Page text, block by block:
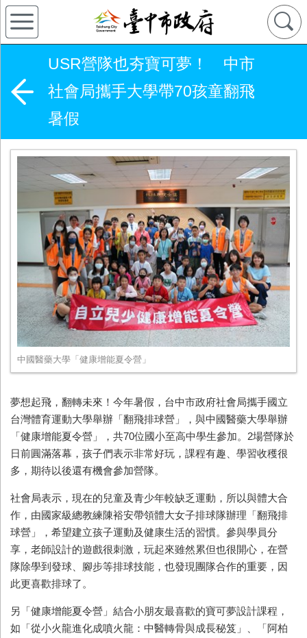
USR營隊也夯寶可夢！ 中市
社會局攜手大學帶70孩童翻飛
暑假
中國醫藥大學「健康增能夏令營」
夢想起飛，翻轉未來！今年暑假，台中市政府社會局攜手國立
台灣體育運動大學舉辦「翻飛排球營」，與中國醫藥大學舉辦
「健康增能夏令營」，共70位國小至高中學生參加。2場營隊於
日前圓滿落幕，孩子們表示非常好玩，課程有趣、學習收穫很
多，期待以後還有機會參加營隊。
社會局表示，現在的兒童及青少年較缺乏運動，所以與體大合
作，由國家級總教練陳裕安帶領體大女子排球隊辦理「翻飛排
球營」，希望建立孩子運動及健康生活的習慣。參與學員分
享，老師設計的遊戲很刺激，玩起來雖然累但也很開心，在營
隊除學到發球、腳步等排球技能，也發現團隊合作的重要，因
此更喜歡排球了。
另「健康增能夏令營」結合小朋友最喜歡的寶可夢設計課程，
如「從小火龍進化成噴火龍：中醫轉骨與成長秘笈」、「阿柏